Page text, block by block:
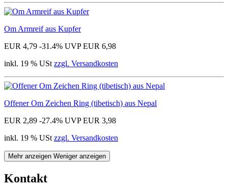
Om Armreif aus Kupfer
EUR 4,79 -31.4% UVP EUR 6,98
inkl. 19 % USt zzgl. Versandkosten
Offener Om Zeichen Ring (tibetisch) aus Nepal
EUR 2,89 -27.4% UVP EUR 3,98
inkl. 19 % USt zzgl. Versandkosten
Mehr anzeigen Weniger anzeigen
Kontakt